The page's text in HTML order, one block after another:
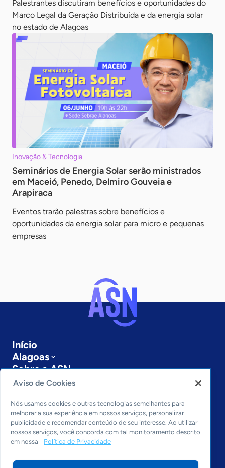
Palestrantes discutiram benefícios e oportunidades do
Marco Legal da Geração Distribuída e da energia solar
no estado de Alagoas
Inovação & Tecnologia
Seminários de Energia Solar serão ministrados
em Maceió, Penedo, Delmiro Gouveia e
Arapiraca
Eventos trarão palestras sobre benefícios e
oportunidades da energia solar para micro e pequenas
empresas
Início
Alagoas
Sobre a ASN
Últimas notícias
Editorias
Economia & Política
Inovação & Tecnologia
Dados
Aviso de Cookies
Nós usamos cookies e outras tecnologias semelhantes para
melhorar a sua experiência em nossos serviços, personalizar
publicidade e recomendar conteúdo de seu interesse. Ao utilizar
nossos serviços, você concorda com tal monitoramento descrito
em nossa
Política de Privacidade